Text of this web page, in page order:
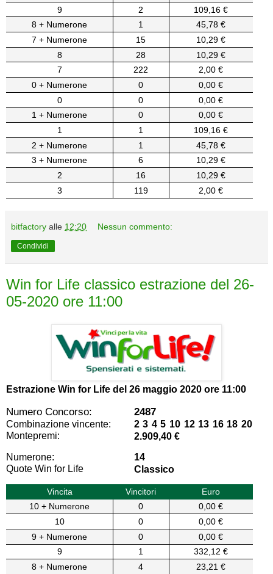
9
2
109,16 €
8 + Numerone
1
45,78 €
7 + Numerone
15
10,29 €
8
28
10,29 €
7
222
2,00 €
0 + Numerone
0
0,00 €
0
0
0,00 €
1 + Numerone
0
0,00 €
1
1
109,16 €
2 + Numerone
1
45,78 €
3 + Numerone
6
10,29 €
2
16
10,29 €
3
119 2,00 €
bitfactory alle 12:20 Nessun commento:
Condividi
Win for Life classico estrazione del 26-
05-2020 ore 11:00
Estrazione Win for Life del 26 maggio 2020 ore 11:00
Numero Concorso: 2487
Combinazione vincente:
2 3 4 5 10 12 13 16 18 20
Montepremi:
2.909,40 €
Numerone:
14
Quote Win for Life
Classico
Vincita Vincitori
Euro
10 + Numerone
0
0,00 €
10
0
0,00 €
9 + Numerone
0
0,00 €
9
1
332,12 €
8 + Numerone
4
23,21 €